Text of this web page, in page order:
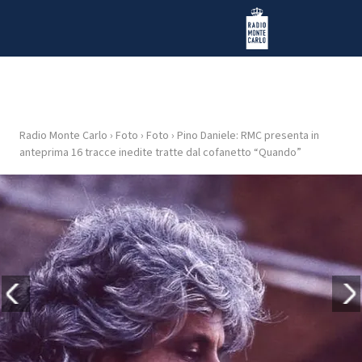
Radio Monte Carlo
HOME
RADIO
WEB
RADIO
PLAYLIST
NEWS
Radio Monte Carlo › Foto › Foto › Pino Daniele: RMC presenta in
anteprima 16 tracce inedite tratte dal cofanetto “Quando”